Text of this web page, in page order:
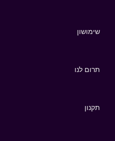
שימושון
תרום לנו
תקנון